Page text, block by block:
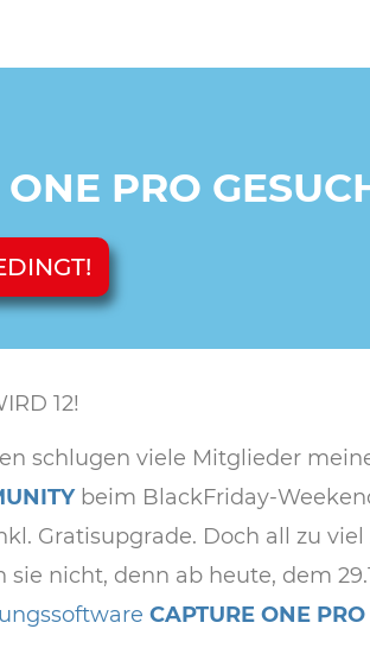
PRO
12!
schlugen viele Mitglieder
beim BlackFriday-
Gratisupgrade. Doch all zu
nicht, denn ab heute, dem
CAPTURE ONE PRO